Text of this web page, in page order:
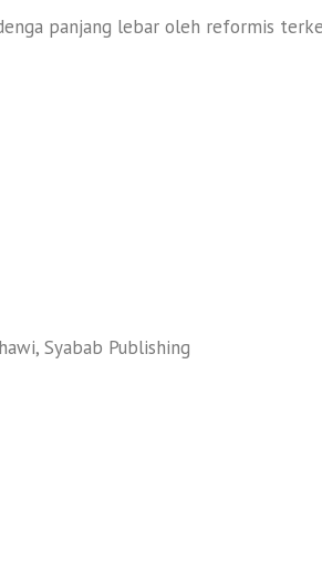
panjang lebar oleh reformis
, Syabab Publishing